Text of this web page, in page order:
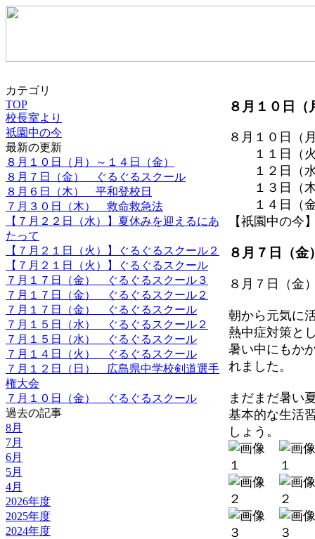
カテゴリ
TOP
校長室より
祇園中の今
最新の更新
８月１０日（月）～１４日（金）
８月７日（金） ぐるぐるスクール
８月６日（木） 平和登校日
７月３０日（木） 救命救急法
【７月２２日（水）】夏休みを迎えるにあ
たって
【７月２１日（火）】ぐるぐるスクール２
【７月２１日（火）】ぐるぐるスクール
７月１７日（金） ぐるぐるスクール３
７月１７日（金） ぐるぐるスクール２
７月１７日（金） ぐるぐるスクール
７月１５日（水） ぐるぐるスクール２
７月１５日（水） ぐるぐるスクール
７月１４日（火） ぐるぐるスクール
７月１２日（日） 広島県中学校剣道選手
権大会
７月１０日（金） ぐるぐるスクール
過去の記事
8月
7月
6月
5月
4月
2026年度
2025年度
2024年度
８月１０日（
８月１０日（
１１日（
１２日（水
１３日（木
１４日（金
【祇園中の今
８月７日（
８月７日（金
朝から元気に
熱中症対策と
暑い中にもか
れました。
まだまだ暑い
基本的な生活
しょう。